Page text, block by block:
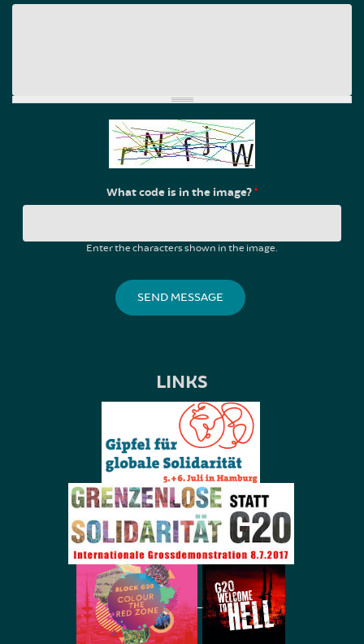
What code is in the image?*
Enter the characters shown in the image.
LINKS